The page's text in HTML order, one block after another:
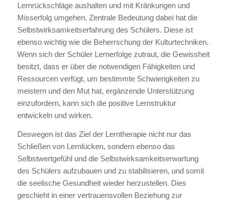
Lernrückschläge aushalten und mit Kränkungen und
Misserfolg umgehen. Zentrale Bedeutung dabei hat die
Selbstwirksamkeitserfahrung des Schülers. Diese ist
ebenso wichtig wie die Beherrschung der Kulturtechniken.
Wenn sich der Schüler Lernerfolge zutraut, die Gewissheit
besitzt, dass er über die notwendigen Fähigkeiten und
Ressourcen verfügt, um bestimmte Schwierigkeiten zu
meistern und den Mut hat, ergänzende Unterstützung
einzufordern, kann sich die positive Lernstruktur
entwickeln und wirken.
Deswegen ist das Ziel der Lerntherapie nicht nur das
Schließen von Lernlücken, sondern ebenso das
Selbstwertgefühl und die Selbstwirksamkeitserwartung
des Schülers aufzubauen und zu stabilisieren, und somit
die seelische Gesundheit wieder herzustellen. Dies
geschieht in einer vertrauensvollen Beziehung zur